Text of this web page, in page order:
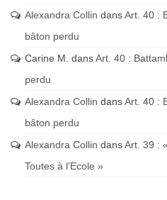
Alexandra Collin dansArt. 40 :
bâton perdu
Carine M. dansArt. 40 :
perdu
Alexandra Collin dansArt. 40 :
bâton perdu
Alexandra Collin dansArt. 39 :
Toutes à l’Ecole »